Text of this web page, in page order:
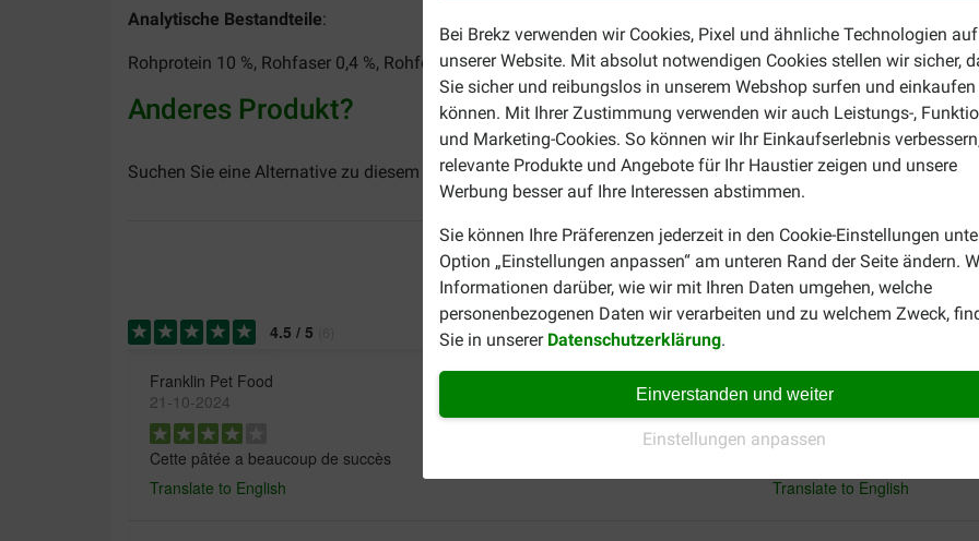
Bei Brekz verwenden wir Cookies, Pixel und ähnliche Technologien auf
unserer Website. Mit absolut notwendigen Cookies stellen wir sicher,
Sie sicher und reibungslos in unserem Webshop surfen und einkaufen
können. Mit Ihrer Zustimmung verwenden wir auch Leistungs-,
und Marketing-Cookies. So können wir Ihr Einkaufserlebnis
relevante Produkte und Angebote für Ihr Haustier zeigen und unsere
Werbung besser auf Ihre Interessen abstimmen.
Sie können Ihre Präferenzen jederzeit in den Cookie-Einstellungen
Option „Einstellungen anpassen“ am unteren Rand der Seite ändern.
Informationen darüber, wie wir mit Ihren Daten umgehen, welche
personenbezogenen Daten wir verarbeiten und zu welchem Zweck,
Sie in unserer Datenschutzerklärung.
Einverstanden und weiter
Einstellungen anpassen
Analytische Bestandteile:
Rohprotein 10 %, Rohfaser 0,4 %, Rohfett 5 %, Rohasche 2 %, Feuchtigkeit 82 %.
Anderes Produkt?
Suchen Sie eine Alternative zu diesem Produkt? Dann schauen Sie doch mal bei denAlmo Nature Daily
4.5 / 5
Franklin Pet Food
21-10-2024
Cette pâtée a beaucoup de succès
Translate to English
09-05-2024
Translate to English